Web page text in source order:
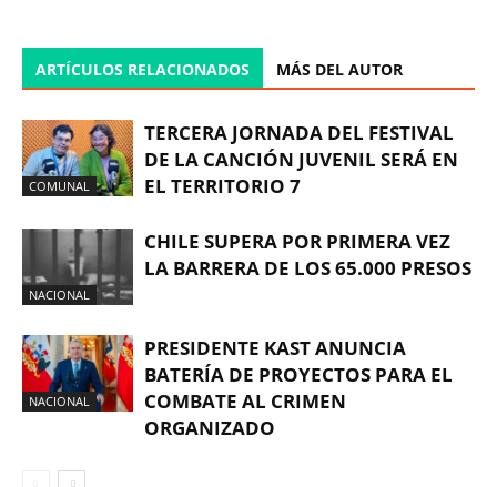
ARTÍCULOS RELACIONADOS MÁS DEL AUTOR
COMUNAL
TERCERA JORNADA DEL FESTIVAL
DE LA CANCIÓN JUVENIL SERÁ EN
EL TERRITORIO 7
NACIONAL
CHILE SUPERA POR PRIMERA VEZ
LA BARRERA DE LOS 65.000 PRESOS
NACIONAL
PRESIDENTE KAST ANUNCIA
BATERÍA DE PROYECTOS PARA EL
COMBATE AL CRIMEN
ORGANIZADO